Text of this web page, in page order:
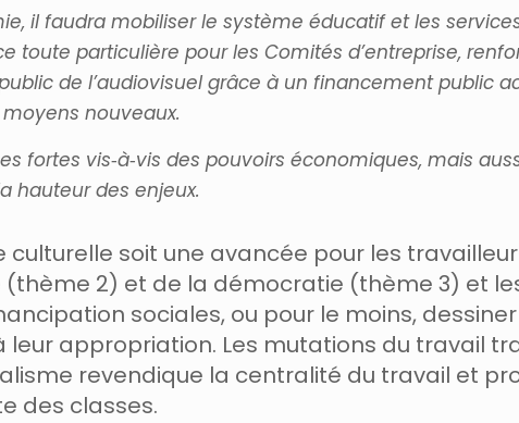
il faudra mobiliser le système éducatif et les
toute particulière pour les Comités d’entreprise,
de l’audiovisuel grâce à un financement public
nouveaux.
fortes vis‐à‐vis des pouvoirs économiques, mais
hauteur des enjeux.
soit une avancée pour les
(thème 2) et de la démocratie (thème 3) et
sociales, ou pour le moins,
leur appropriation. Les mutations du travail
revendique la centralité du travail et
des classes.